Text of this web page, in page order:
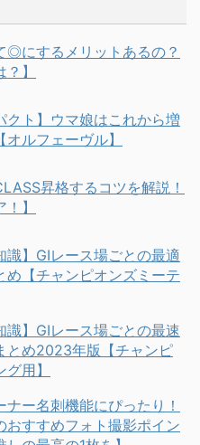
◎にするメリットあるの？
】
クト】ウマ娘はこれから増
ルフェーヴル】
昇格するコツを解説！
】
識】GⅠレース場ごとの最適
め【チャンピオンズミーテ
識】GⅠレース場ごとの最速
とめ2023年版【チャンピ
用】
ナー名刺機能にぴったり！
おすすめフォト撮影ポイン